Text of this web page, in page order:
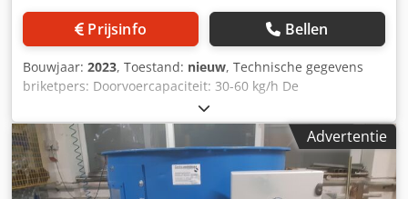
Prijsinfo Bellen
Bouwjaar: 2023, Toestand: nieuw, Technische gegevens
briketpers: Doorvoercapaciteit: 30-60 kg/h De
briketteringscapaciteit heeft betrekking op een
bulkdichtheid van de grondstof van 200 kg/m³!
Motorvermogen: 5,5 kW Briket-Ø: 50 mm Gewicht: ca. 680
kg 1680 x 1100 x 1500 mm Uitrusting: - Automatische
start/stop van de briketpers via Crodpfx Askuz Tuoivjf
Advertentie